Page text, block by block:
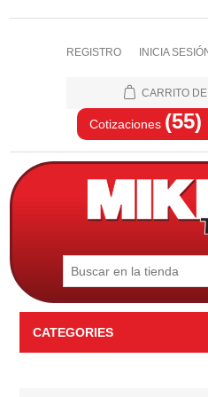
REGISTRO INICIA
CARRITO
Cotizaciones (55)
CATEGORIES